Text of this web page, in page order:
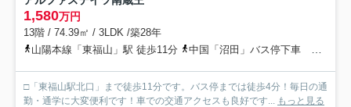
1,580万円
13階 / 74.39㎡ / 3LDK /築28年
山陽本線「東福山」駅 徒歩11分
中国「沼田」バス停下車 徒歩4分
□「東福山駅北口」まで徒歩11分です。バス停までは徒歩4分！毎日の通
勤・通学に大変便利です！車での交通アクセスも良好です... もっと見る